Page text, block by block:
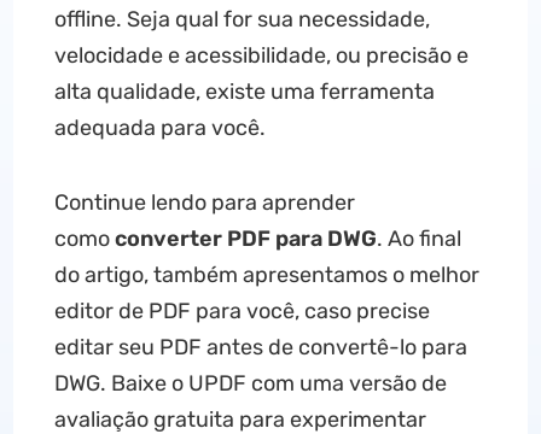
offline. Seja qual for sua necessidade,
velocidade e acessibilidade, ou precisão e
alta qualidade, existe uma ferramenta
adequada para você.
Continue lendo para aprender
comoconverter PDF para DWG. Ao final
do artigo, também apresentamos o melhor
editor de PDF para você, caso precise
editar seu PDF antes de convertê-lo para
DWG. Baixe o UPDF com uma versão de
avaliação gratuita para experimentar